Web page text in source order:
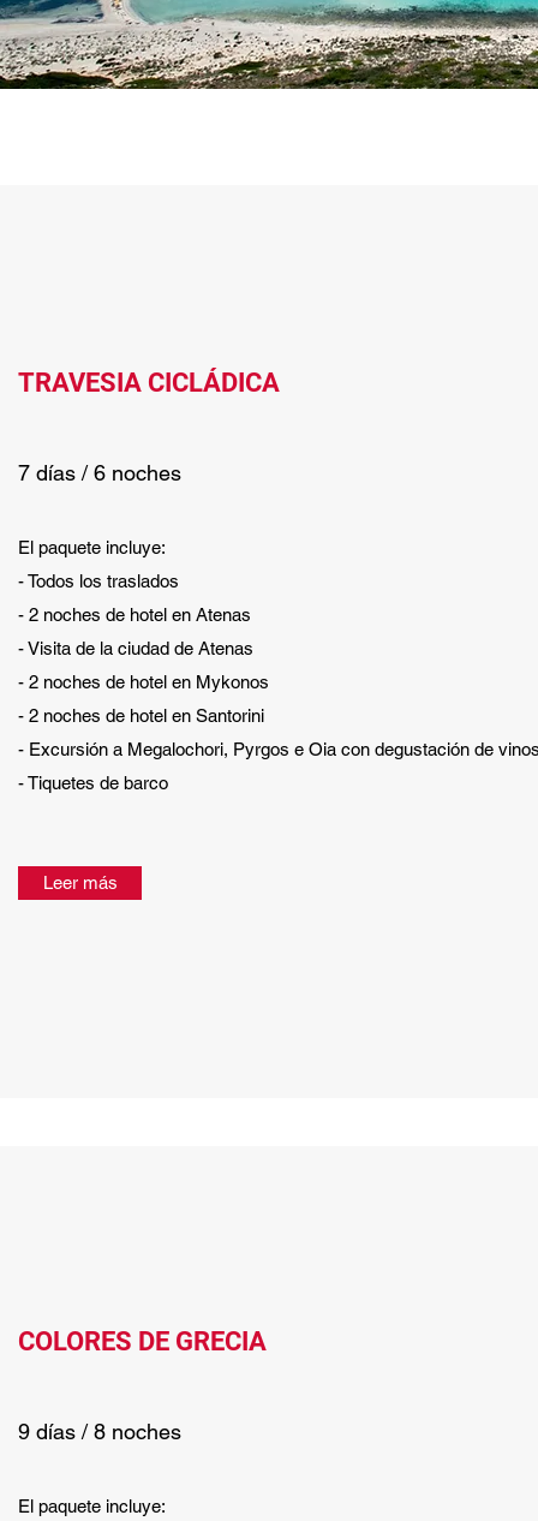
TRAVESIA CICLÁDICA
7 días / 6 noches
El paquete incluye:
- Todos los traslados
- 2 noches de hotel en Atenas
- Visita de la ciudad de Atenas
- 2 noches de hotel en Mykonos
- 2 noches de hotel en Santorini
- Excursión a Megalochori, Pyrgos e Oia con degustación de
- Tiquetes de barco
Leer más
COLORES DE GRECIA
9 días / 8 noches
El paquete incluye: